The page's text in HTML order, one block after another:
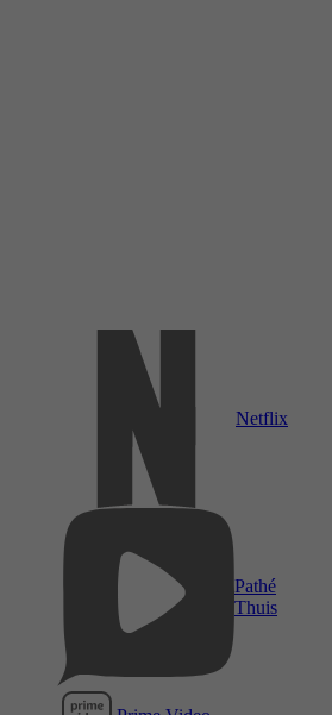
Netflix
Pathé
Thuis